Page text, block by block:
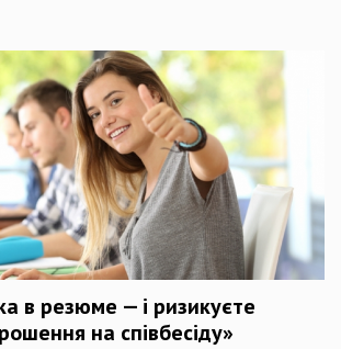
в резюме — і ризикуєте
на співбесіду»